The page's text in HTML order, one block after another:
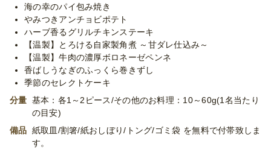
海の幸のパイ包み焼き
やみつきアンチョビポテト
ハーブ香るグリルチキンステーキ
【温製】とろける自家製角煮 ～甘ダレ仕込み～
【温製】牛肉の濃厚ボロネーゼペンネ
香ばしうなぎのふっくら巻きずし
季節のセレクトケーキ
分量 基本：各1～2ピース/その他のお料理：10～60g(1名当たり
の目安)
備品 紙取皿/割箸/紙おしぼり/トング/ゴミ袋 を無料で付帯致しま
す。